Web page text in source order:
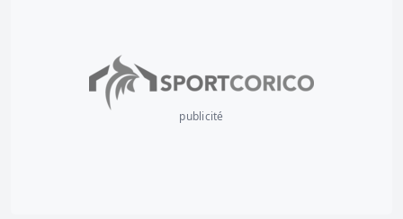
publicité